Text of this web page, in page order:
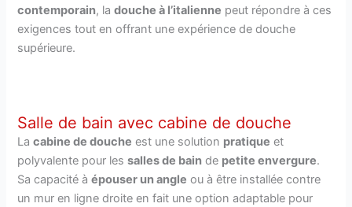
contemporain, ladouche à l’italienne peut répondre à ces
exigences tout en offrant une expérience de douche
supérieure.
Salle de bain avec cabine de douche
Lacabine de douche est une solution pratique et
polyvalente pour lessalles de bain de petite envergure.
Sa capacité àépouser un angle ou à être installée contre
un mur en ligne droite en fait une option adaptable pour